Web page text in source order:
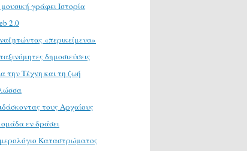
γράφει Ιστορία
2.0
«περικείμενα»
δημοσιεύσεις
την Τέχνη και τη ζωή
τους Αρχαίους
εν δράσει
Καταστρώματος